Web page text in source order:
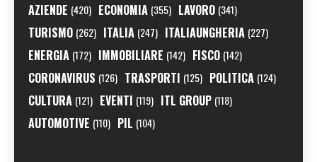
AZIENDE (420) ECONOMIA (355) LAVORO (341)
TURISMO (262) ITALIA (247) ITALIAUNGHERIA (227)
ENERGIA (172) IMMOBILIARE (142) FISCO (142)
CORONAVIRUS (126) TRASPORTI (125) POLITICA (124)
CULTURA (121) EVENTI (119) ITL GROUP (118)
AUTOMOTIVE (110) PIL (104)